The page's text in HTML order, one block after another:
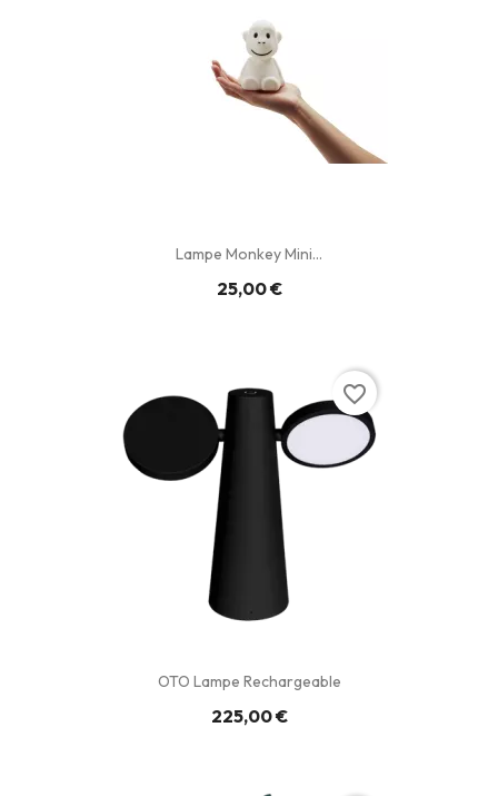
Lampe Monkey Mini...
25,00 €
OTO Lampe Rechargeable
225,00 €
favorite_border